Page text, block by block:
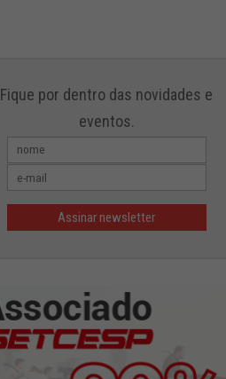
Fique por dentro das novidades e
eventos.